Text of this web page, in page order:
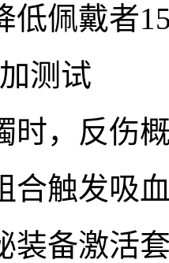
低佩戴者
测试
时，反伤
合触发吸
装备激活